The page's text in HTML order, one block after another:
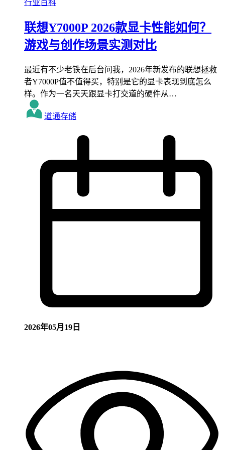
行业百科
联想Y7000P 2026款显卡性能如何？
游戏与创作场景实测对比
最近有不少老铁在后台问我，2026年新发布的联想拯救
者Y7000P值不值得买，特别是它的显卡表现到底怎么
样。作为一名天天跟显卡打交道的硬件从…
道通存储
2026年05月19日